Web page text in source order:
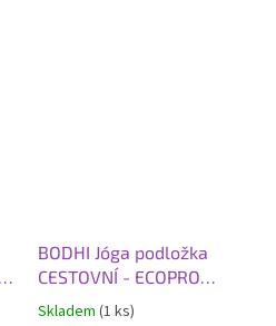
BODHI Jóga podložka
CESTOVNÍ - ECOPRO
TRAVEL, 185x60x0,13 cm,
Skladem (1 ks)